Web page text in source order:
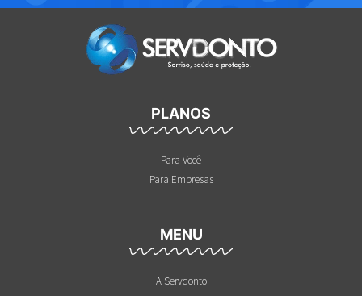
PLANOS
Para Você
Para Empresas
MENU
A Servdonto